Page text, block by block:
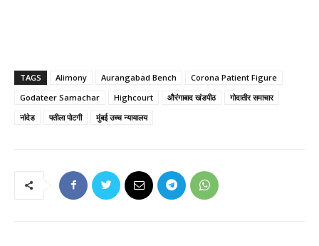
TAGS Alimony Aurangabad Bench
Corona Patient Figure
Godateer Samachar
Highcourt औरंगाबाद खंडपीठ
गोदातीर समाचार
नांदेड
पतीला पोटगी मुंबई उच्च न्यायालय